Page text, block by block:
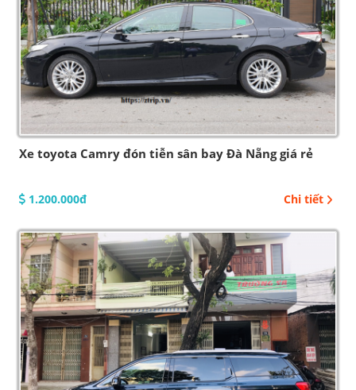
Xe toyota Camry đón tiễn sân bay Đà Nẵng giá rẻ
1.200.000đ Chi tiết